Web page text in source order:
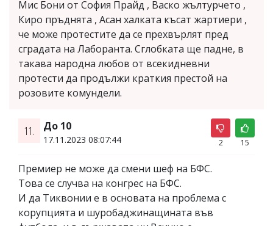
Мис Бони от София Прайд , Васко жълтурчето ,
Киро пръднята , Асан халката късат жартиери ,
че може протестите да се прехвърлят пред
сградата на Лаборанта. Сглобката ще падне, в
такава народна любов от всекидневни
протести да продължи краткия престой на
розовите комундели.
11. До 10
17.11.2023 08:07:44 2 15
Премиер не може да смени шеф на БФС.
Това се случва на конгрес на БФС.
И да Тиквонии е в основата на проблема с
корупцията и шуробаджинащината във